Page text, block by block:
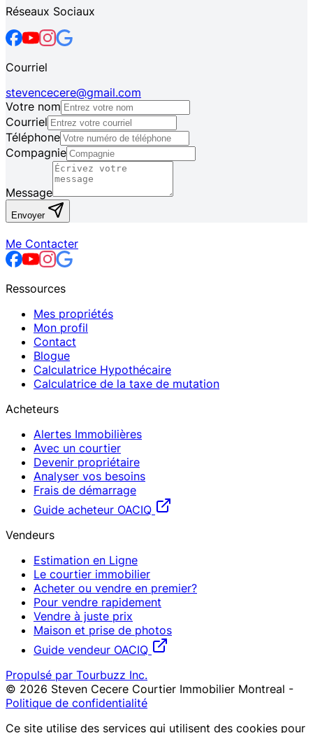
Réseaux Sociaux
Courriel
stevencecere@gmail.com
Votre nom
Courriel
Téléphone
Compagnie
Message
Envoyer
Me Contacter
Ressources
Mes propriétés
Mon profil
Contact
Blogue
Calculatrice Hypothécaire
Calculatrice de la taxe de mutation
Acheteurs
Alertes Immobilières
Avec un courtier
Devenir propriétaire
Analyser vos besoins
Frais de démarrage
Guide acheteur OACIQ
Vendeurs
Estimation en Ligne
Le courtier immobilier
Acheter ou vendre en premier?
Pour vendre rapidement
Vendre à juste prix
Maison et prise de photos
Guide vendeur OACIQ
Propulsé par Tourbuzz Inc.
© 2026 Steven Cecere Courtier Immobilier Montreal -
Politique de confidentialité
Ce site utilise des services qui utilisent des cookies pour